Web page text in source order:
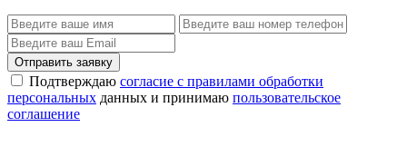
Отправить заявку
Подтверждаю согласие с правилами обработки
персональных данных и принимаю пользовательское
соглашение